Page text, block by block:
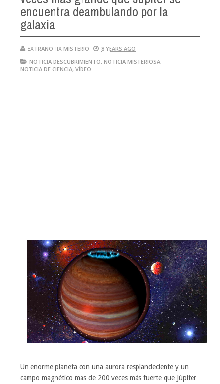
encuentra deambulando por la
galaxia
EXTRANOTIX MISTERIO
8 YEARS AGO
NOTICIA DESCUBRIMIENTO, NOTICIA MISTERIOSA,
NOTICIA DE CIENCIA, VÍDEO
Un enorme planeta con una aurora resplandeciente y un
campo magnético más de 200 veces más fuerte que Júpiter